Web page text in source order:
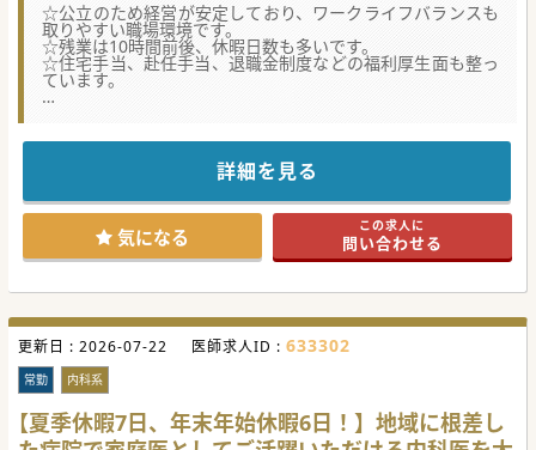
☆公立のため経営が安定しており、ワークライフバランスも
取りやすい職場環境です。
☆残業は10時間前後、休暇日数も多いです。
☆住宅手当、赴任手当、退職金制度などの福利厚生面も整っ
ています。
急性期から慢性期までを総合的に診療するケアミックス病院
次期院長職として、まずは副院長としてご入職頂きます。
#春入職可 #秋入職可
詳細を見る
気になる この求人に
問い合わせる
更新日 : 2026-07-22 医師求人ID : 633302
常勤 内科系
【夏季休暇7日、年末年始休暇6日！】地域に根差し